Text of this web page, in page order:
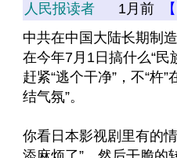
人民报读者 1月前
中共在中国大陆长期制
在今年7月1日搞什么“民
赶紧“逃个干净”，不“杵”
结气氛”。
你看日本影视剧里有的